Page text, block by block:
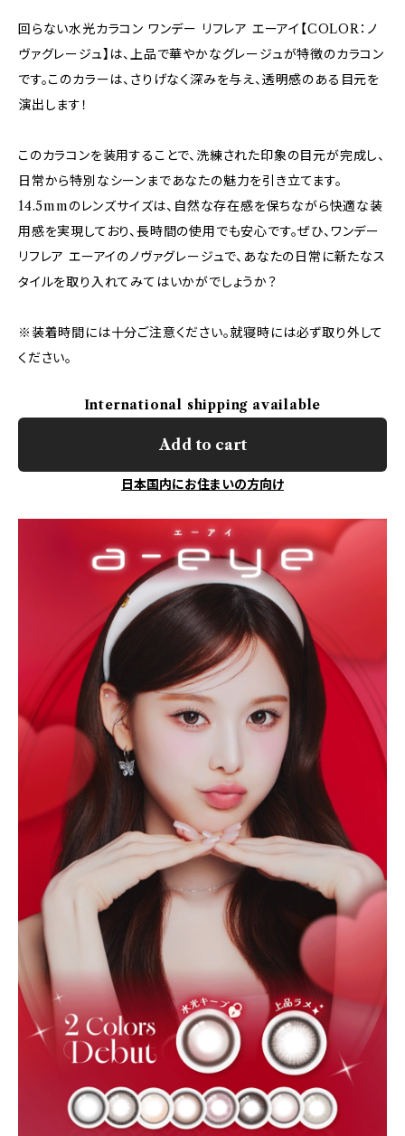
回らない水光カラコン ワンデー リフレア エーアイ【COLOR：ノ
ヴァグレージュ】は、上品で華やかなグレージュが特徴のカラコン
です。このカラーは、さりげなく深みを与え、透明感のある目元を
演出します！
このカラコンを装用することで、洗練された印象の目元が完成し、
日常から特別なシーンまであなたの魅力を引き立てます。
14.5mmのレンズサイズは、自然な存在感を保ちながら快適な装
用感を実現しており、長時間の使用でも安心です。ぜひ、ワンデー
リフレア エーアイのノヴァグレージュで、あなたの日常に新たなス
タイルを取り入れてみてはいかがでしょうか？
※装着時間には十分ご注意ください。就寝時には必ず取り外して
ください。
International shipping available
Add to cart
日本国内にお住まいの方向け